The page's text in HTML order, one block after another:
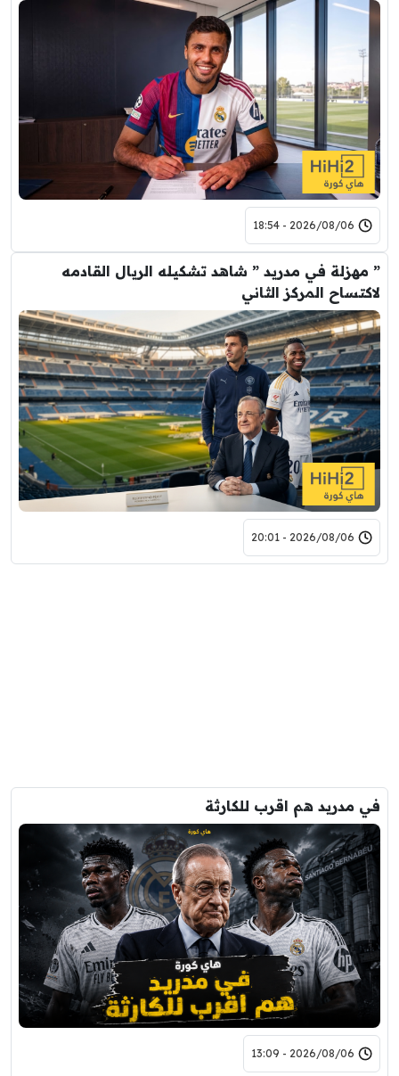
2026/08/06 - 18:54
” مهزلة في مدريد ” شاهد تشكيله الريال القادمه
لاكتساح المركز الثاني
2026/08/06 - 20:01
في مدريد هم اقرب للكارثة
2026/08/06 - 13:09